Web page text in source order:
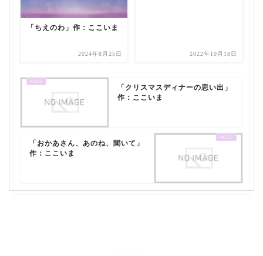
「ちえのわ」作：ここいま
2024年8月25日 2022年10月18日
「クリスマスディナーの思い出」
作：ここいま
「おかあさん、あのね、聞いて」
作：ここいま